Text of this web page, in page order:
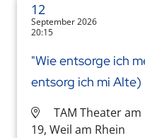
12
September 2026
20:15
"Wie entsorge ich
entsorg ich mi Alte)
TAM Theater
19, Weil am Rhein